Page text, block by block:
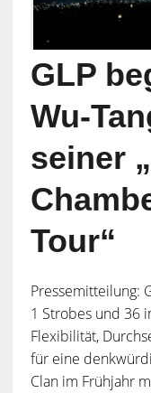
GLP
Wu-
seiner
Tour“
Pressemitteilung:
1 Strobes und 36
Flexibilität,
für eine
Clan im Frühjahr